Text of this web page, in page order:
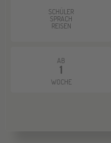
SCHÜLER
SPRACH
REISEN
AB
1
WOCHE